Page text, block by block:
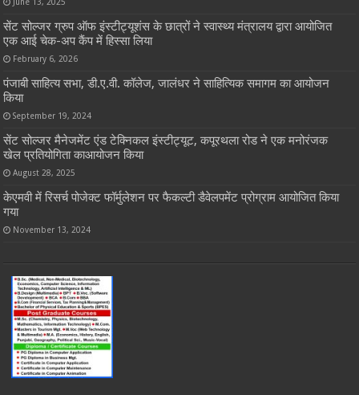
सेंट सोल्जर ग्रुप ऑफ इंस्टीट्यूशंस के छात्रों ने स्वास्थ्य मंत्रालय द्वारा आयोजित
एक आई चेक-अप कैंप में हिस्सा लिया
February 6, 2026
पंजाबी साहित्य सभा, डी.ए.वी. कॉलेज, जालंधर ने साहित्यिक समागम का आयोजन
किया
September 19, 2024
सेंट सोल्जर मैनेजमेंट एंड टेक्निकल इंस्टीट्यूट, कपूरथला रोड ने एक मनोरंजक
खेल प्रतियोगिता काआयोजन किया
August 28, 2025
केएमवी में रिसर्च पोजेक्ट फॉर्मुलेशन पर फैकल्टी डैवेलपमेंट प्रोग्राम आयोजित किया
गया
November 13, 2024